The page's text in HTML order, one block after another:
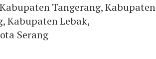
Tangerang, Kabupaten
Kabupaten Lebak,
Serang